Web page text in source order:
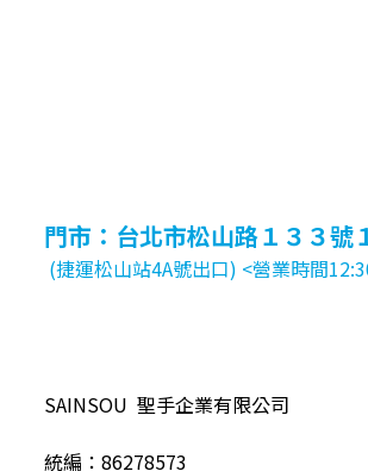
門市：台北市松山路１３３號
(捷運松山站4A號出口) <營業時間
SAINSOU 聖手企業有限公司
統編：86278573